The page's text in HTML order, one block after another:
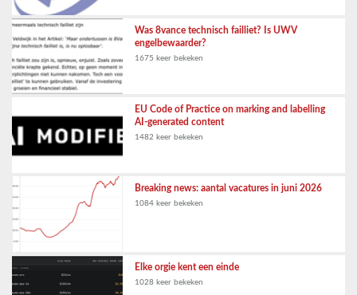
Was 8vance technisch failliet? Is UWV
engelbewaarder?
1675 keer bekeken
EU Code of Practice on marking and labelling
AI-generated content
1482 keer bekeken
Breaking news: aantal vacatures in juni 2026
1084 keer bekeken
Elke orgie kent een einde
1028 keer bekeken